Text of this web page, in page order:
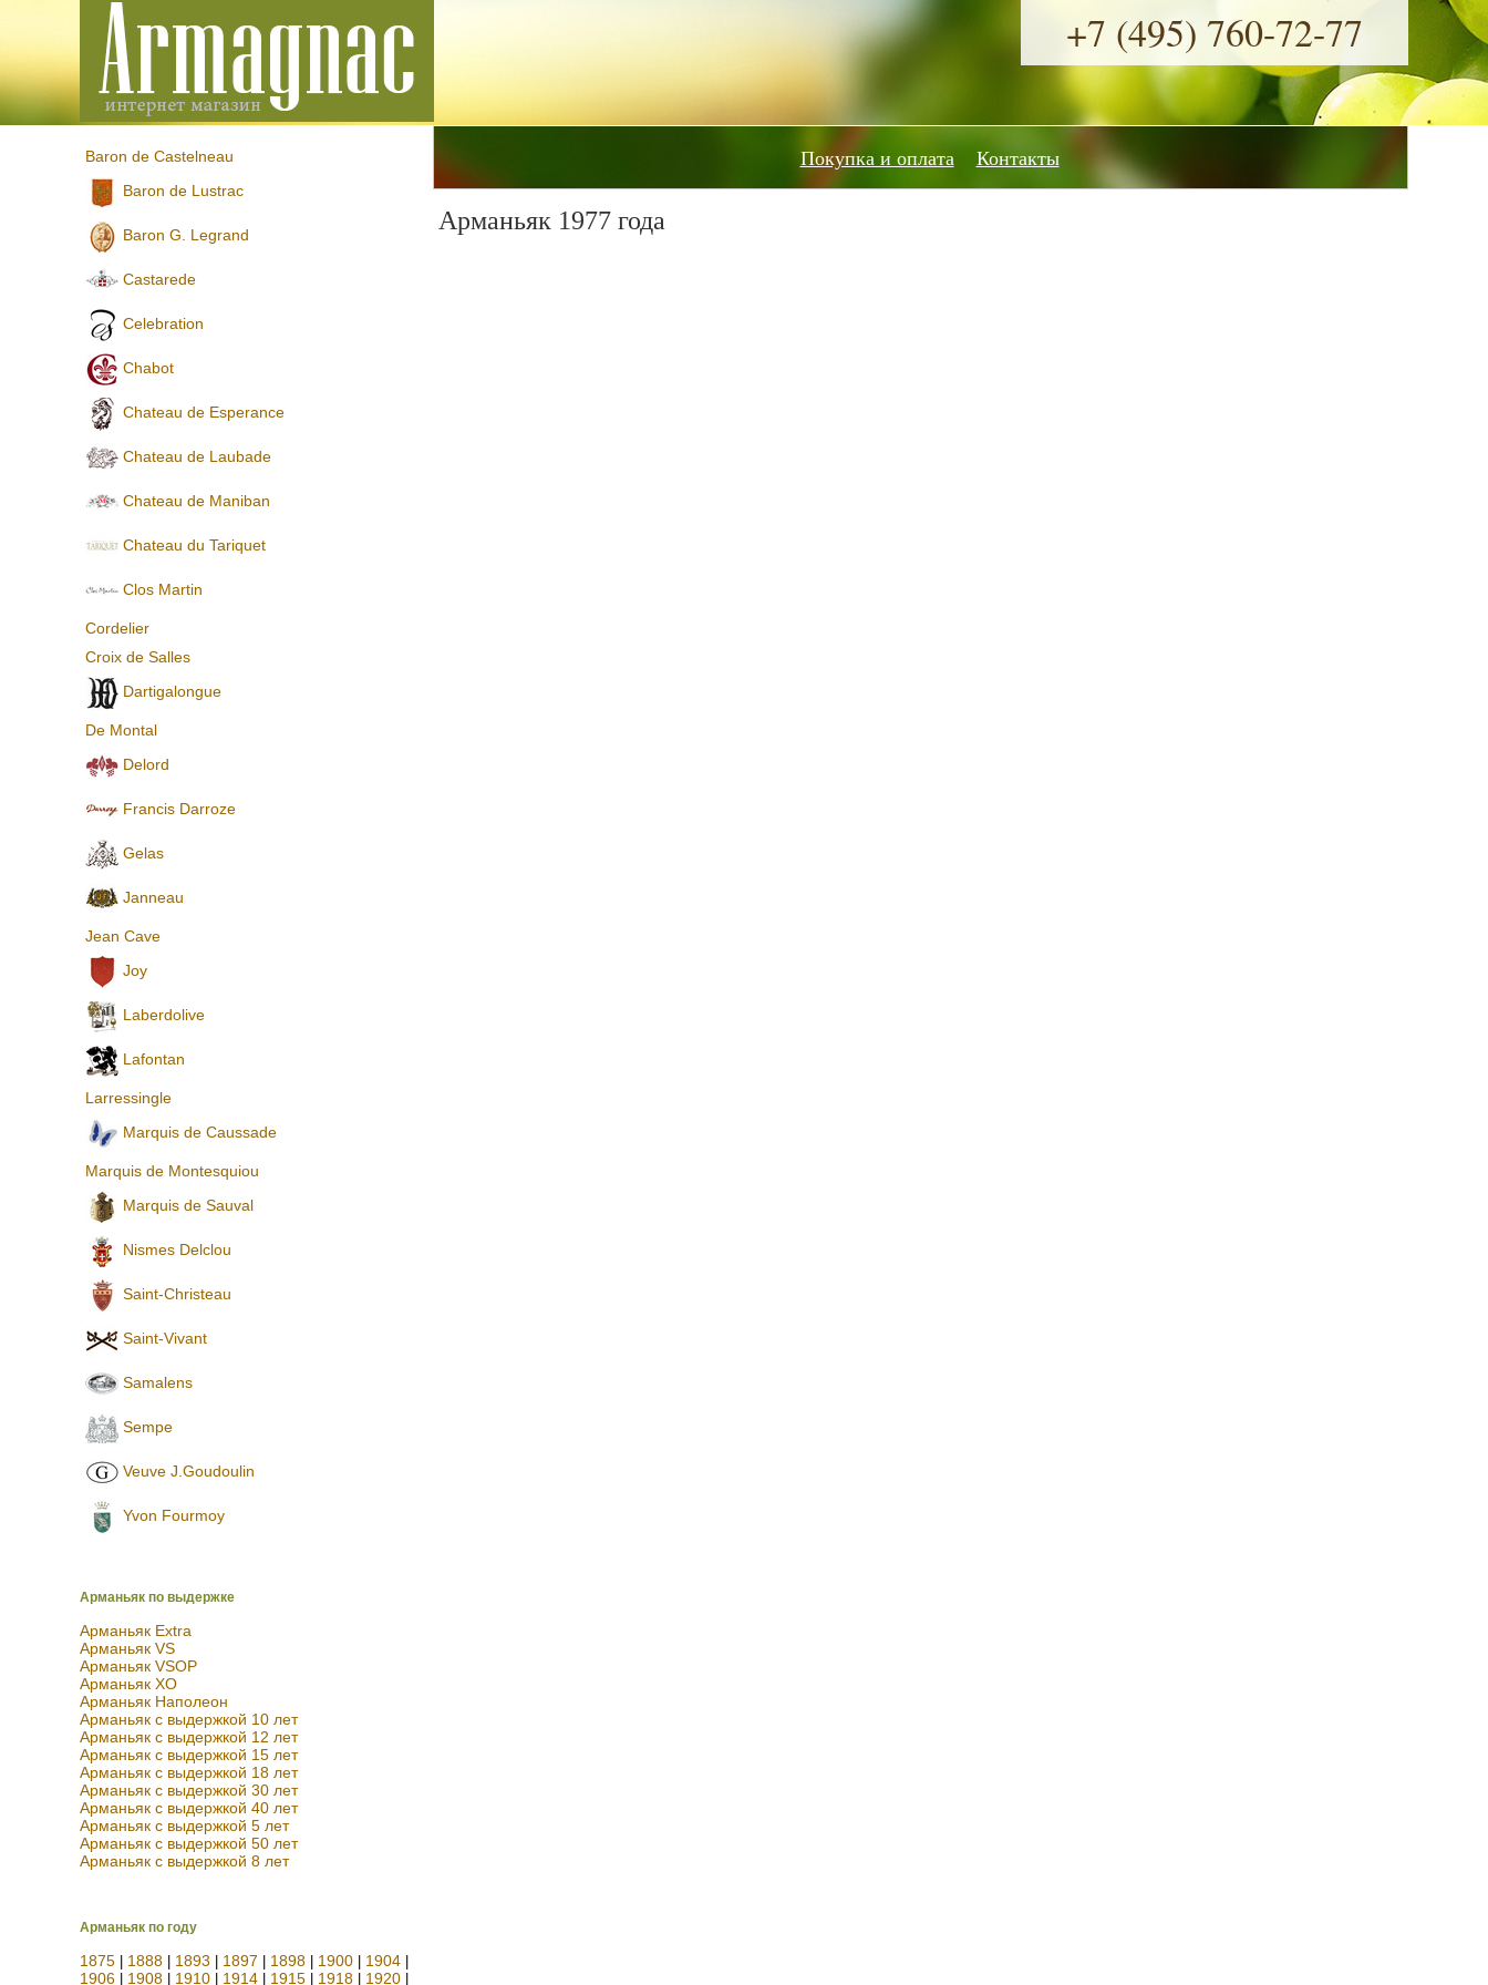
+7 (495) 760-72-77
Baron de Castelneau
Baron de Lustrac
Baron G. Legrand
Castarede
Celebration
Chabot
Chateau de Esperance
Chateau de Laubade
Chateau de Maniban
Chаteau du Tariquet
Clos Martin
Cordelier
Croix de Salles
Dartigalongue
De Montal
Delord
Francis Darroze
Gelas
Janneau
Jean Cave
Joy
Laberdolive
Lafontan
Larressingle
Marquis de Caussade
Marquis de Montesquiou
Marquis de Sauval
Nismes Delclou
Saint-Christeau
Saint-Vivant
Samalens
Sempe
Veuve J.Goudoulin
Yvon Fourmoy
Арманьяк по выдержке
Арманьяк Extra
Арманьяк VS
Арманьяк VSOP
Арманьяк XO
Арманьяк Наполеон
Арманьяк с выдержкой 10 лет
Арманьяк с выдержкой 12 лет
Арманьяк с выдержкой 15 лет
Арманьяк с выдержкой 18 лет
Арманьяк с выдержкой 30 лет
Арманьяк с выдержкой 40 лет
Арманьяк с выдержкой 5 лет
Арманьяк с выдержкой 50 лет
Арманьяк с выдержкой 8 лет
Арманьяк по году
1875 1888 1893 1897 1898 1900 1904
1906 1908 1910 1914 1915 1918 1920
Покупка и оплата Контакты
Арманьяк 1977 года